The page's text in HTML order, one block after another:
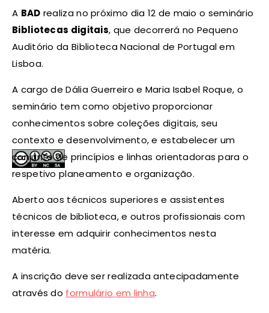
A BAD realiza no próximo dia 12 de maio o seminário
Bibliotecas digitais, que decorrerá no Pequeno
Auditório da Biblioteca Nacional de Portugal em
Lisboa.
A cargo de Dália Guerreiro e Maria Isabel Roque, o
seminário tem como objetivo proporcionar
conhecimentos sobre coleções digitais, seu
contexto e desenvolvimento, e estabelecer um
conjunto de princípios e linhas orientadoras para o
respetivo planeamento e organização.
Aberto aos técnicos superiores e assistentes
técnicos de biblioteca, e outros profissionais com
interesse em adquirir conhecimentos nesta
matéria.
A inscrição deve ser realizada antecipadamente
através do formulário em linha.